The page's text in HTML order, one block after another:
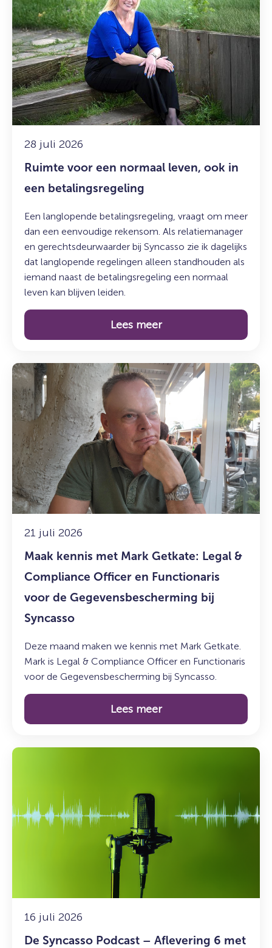
28 juli 2026
Ruimte voor een normaal leven, ook in
een betalingsregeling
Een langlopende betalingsregeling, vraagt om meer
dan een eenvoudige rekensom. Als relatiemanager
en gerechtsdeurwaarder bij Syncasso zie ik dagelijks
dat langlopende regelingen alleen standhouden als
iemand naast de betalingsregeling een normaal
leven kan blijven leiden.
Lees meer
over:
Ruimte
voor
een
normaal
leven,
ook
in
een
betalingsregeling
21 juli 2026
Maak kennis met Mark Getkate: Legal &
Compliance Officer en Functionaris
voor de Gegevensbescherming bij
Syncasso
Deze maand maken we kennis met Mark Getkate.
Mark is Legal & Compliance Officer en Functionaris
voor de Gegevensbescherming bij Syncasso.
Lees meer
Lees
meer
over:
Maak
kennis
met
Mark
Getkate:
Legal
&
Compliance
Officer
Functionaris
voor
Gegevensbescherming
16 juli 2026
De Syncasso Podcast – Aflevering 6 met
Lees
Syncasso
Podcast
Don
Ceder